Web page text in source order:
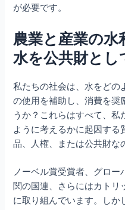
が必要です。
農業と産業の水
水を公共財とし
私たちの社会は、水をどの
の使用を補助し、消費を奨
うか？これらはすべて、
ように考えるかに起因す
品、人権、または公共財な
ノーベル賞受賞者、グロ
関の国連、さらにはカトリ
に取り組んでいます。し